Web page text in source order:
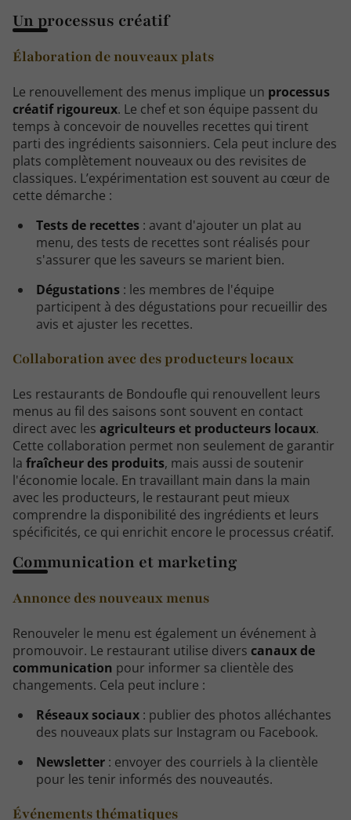
Un processus créatif
Élaboration de nouveaux plats
Le renouvellement des menus implique un processus
créatif rigoureux. Le chef et son équipe passent du
temps à concevoir de nouvelles recettes qui tirent
parti des ingrédients saisonniers. Cela peut inclure des
plats complètement nouveaux ou des revisites de
classiques. L’expérimentation est souvent au cœur de
cette démarche :
Tests de recettes: avant d'ajouter un plat au
menu, des tests de recettes sont réalisés pour
s'assurer que les saveurs se marient bien.
Dégustations: les membres de l'équipe
participent à des dégustations pour recueillir des
avis et ajuster les recettes.
Collaboration avec des producteurs locaux
Les restaurants de Bondoufle qui renouvellent leurs
menus au fil des saisons sont souvent en contact
direct avec les agriculteurs et producteurs locaux.
Cette collaboration permet non seulement de garantir
la fraîcheur des produits, mais aussi de soutenir
l'économie locale. En travaillant main dans la main
avec les producteurs, le restaurant peut mieux
comprendre la disponibilité des ingrédients et leurs
spécificités, ce qui enrichit encore le processus créatif.
Communication et marketing
Annonce des nouveaux menus
Renouveler le menu est également un événement à
promouvoir. Le restaurant utilise divers canaux de
communication pour informer sa clientèle des
changements. Cela peut inclure :
Réseaux sociaux: publier des photos alléchantes
des nouveaux plats sur Instagram ou Facebook.
Newsletter: envoyer des courriels à la clientèle
pour les tenir informés des nouveautés.
Événements thématiques